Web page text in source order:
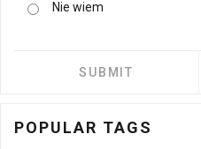
Nie wiem
POPULAR TAGS